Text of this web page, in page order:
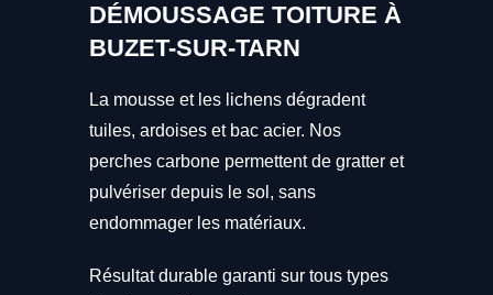
DÉMOUSSAGE TOITURE À
BUZET-SUR-TARN
La mousse et les lichens dégradent
tuiles, ardoises et bac acier. Nos
perches carbone permettent de gratter et
pulvériser depuis le sol, sans
endommager les matériaux.
Résultat durable garanti sur tous types